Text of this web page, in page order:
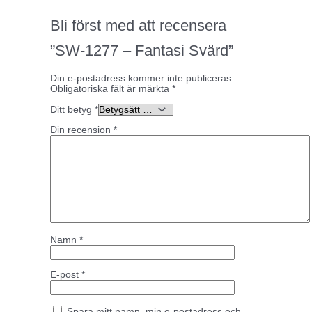
Bli först med att recensera
”SW-1277 – Fantasi Svärd”
Din e-postadress kommer inte publiceras.
Obligatoriska fält är märkta *
Ditt betyg *
Din recension *
Namn *
E-post *